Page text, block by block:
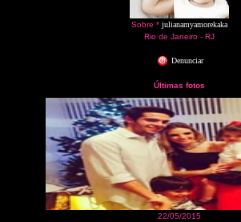
Sobre * julianamyamorekaka
Rio de Janeiro - RJ
Denunciar
Últimas fotos
22/05/2015